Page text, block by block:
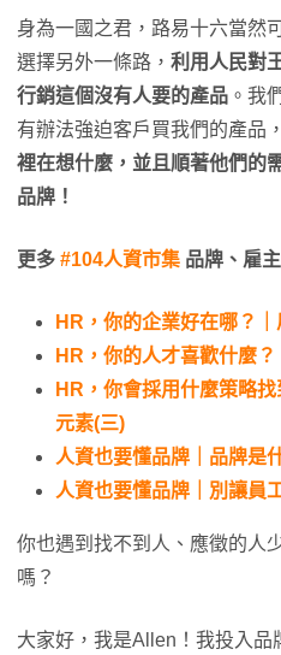
身為一國之君，路易十六當然
選擇另外一條路， 利用人民對
行銷這個沒有人要的產品 。我
有辦法強迫客戶買我們的產品
裡在想什麼，並且順著他們的
品牌！
更多 #104人資市集 品牌、雇
HR，你的企業好在哪？
HR，你的人才喜歡什麼
HR，你會採用什麼策略
元素(三)
人資也要懂品牌｜品牌是
人資也要懂品牌｜別讓員
你也遇到找不到人、應徵的人
嗎？
大家好，我是Allen！我投入